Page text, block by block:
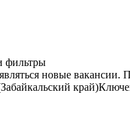
фильтры
новые вакансии.
край)